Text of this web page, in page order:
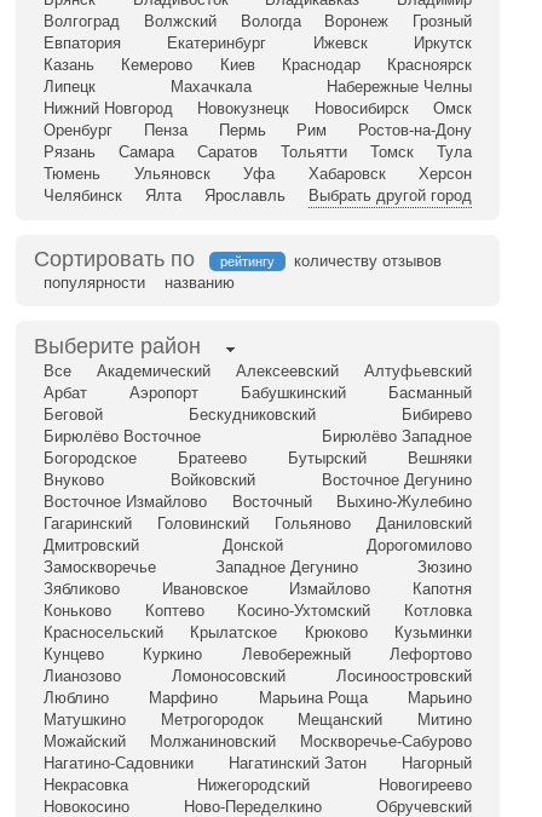
Волгоград
Волжский Вологда Воронеж
Грозный
Евпатория
Екатеринбург Ижевск
Иркутск
Казань
Кемерово Киев Краснодар
Красноярск
Липецк
Махачкала
Набережные Челны
Нижний Новгород
Новокузнецк Новосибирск
Омск
Оренбург
Пенза Пермь Рим
Ростов-на-Дону
Рязань
Самара Саратов Тольятти Томск
Тула
Тюмень
Ульяновск Уфа Хабаровск
Херсон
Челябинск
Ялта Ярославль Выбрать другой город
Сортировать по рейтингу
количеству отзывов
популярности
названию
Выберите район
Все Академический Алексеевский
Алтуфьевский
Арбат
Аэропорт Бабушкинский
Басманный
Беговой
Бескудниковский
Бибирево
Бирюлёво Восточное
Бирюлёво Западное
Богородское
Братеево Бутырский
Вешняки
Внуково
Войковский
Восточное Дегунино
Восточное Измайлово
Восточный
Выхино-Жулебино
Гагаринский
Головинский Гольяново
Даниловский
Дмитровский
Донской
Дорогомилово
Замоскворечье
Западное Дегунино
Зюзино
Зябликово
Ивановское Измайлово
Капотня
Коньково
Коптево Косино-Ухтомский
Котловка
Красносельский
Крылатское Крюково
Кузьминки
Кунцево
Куркино Левобережный
Лефортово
Лианозово
Ломоносовский
Лосиноостровский
Люблино
Марфино Марьина Роща
Марьино
Матушкино
Метрогородок Мещанский
Митино
Можайский
Молжаниновский
Москворечье-Сабурово
Нагатино-Садовники
Нагатинский Затон
Нагорный
Некрасовка
Нижегородский
Новогиреево
Новокосино
Ново-Переделкино
Обручевский